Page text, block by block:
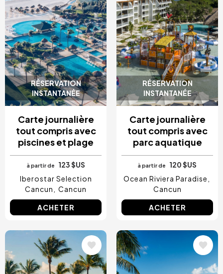
RÉSERVATION
INSTANTANÉE
Carte journalière
tout compris avec
piscines et plage
à partir de
123 $US
Iberostar Selection
Cancun
Cancun
ACHETER
RÉSERVATION
INSTANTANÉE
Carte journalière
tout compris avec
parc aquatique
à partir de
120 $US
Ocean Riviera Paradise
Cancun
ACHETER
Image Image